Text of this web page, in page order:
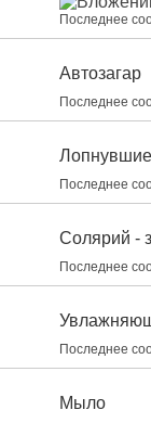
Последнее
Автозагар
Последнее
Последнее
Солярий -
Последнее
Последнее
Мыло